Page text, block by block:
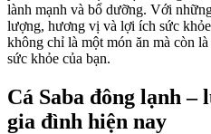
lành mạnh và bổ dưỡng. Với
lượng, hương vị và lợi ích sức
không chỉ là một món ăn mà còn
sức khỏe của bạn.
Cá Saba đông lạnh –
gia đình hiện nay